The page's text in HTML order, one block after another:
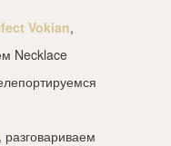
Vokian,
Necklace
, разговариваем